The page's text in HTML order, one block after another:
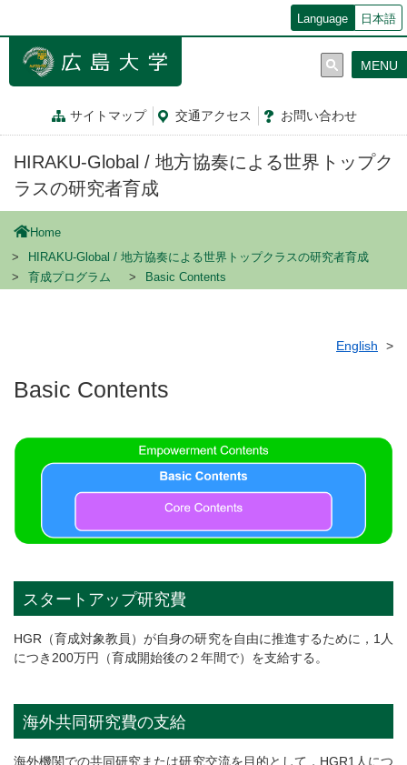
ン
Language 日本語
サイトマップ 交通アクセス お問い合わせ
MENU
HIRAKU-Global / 地方協奏による世界トップク
ラスの研究者育成
Home
HIRAKU-Global / 地方協奏による世界トップクラスの研究者育成
育成プログラム
Basic Contents
English
Basic Contents
スタートアップ研究費
HGR（育成対象教員）が自身の研究を自由に推進するために，1人
につき200万円（育成開始後の２年間で）を支給する。
海外共同研究費の支給
海外機関での共同研究または研究交流を目的として，HGR1人につ